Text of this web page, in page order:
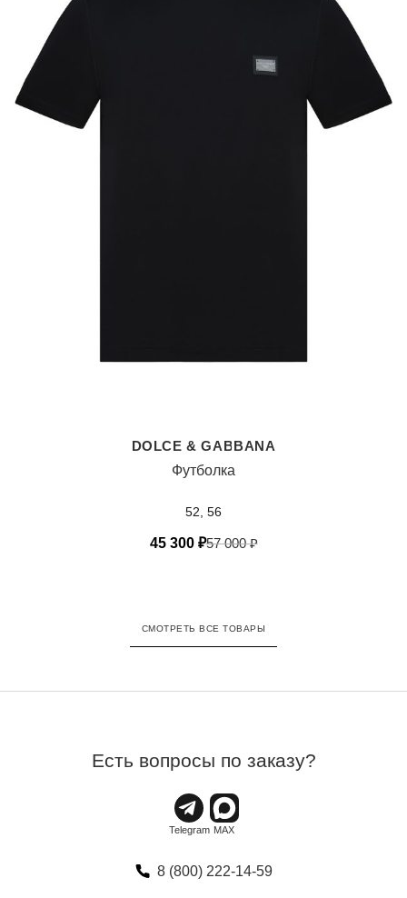
DOLCE & GABBANA
Футболка
52, 56
45 300 ₽57 000₽
СМОТРЕТЬ ВСЕ ТОВАРЫ
Есть вопросы по заказу?
8 (800) 222-14-59